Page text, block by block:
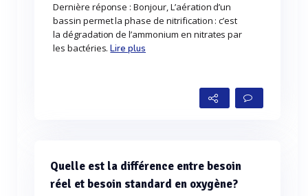
Dernière réponse : Bonjour, L’aération d’un
bassin permet la phase de nitrification : c’est
la dégradation de l’ammonium en nitrates par
les bactéries.Lire plus
Quelle est la différence entre besoin
réel et besoin standard en oxygène?